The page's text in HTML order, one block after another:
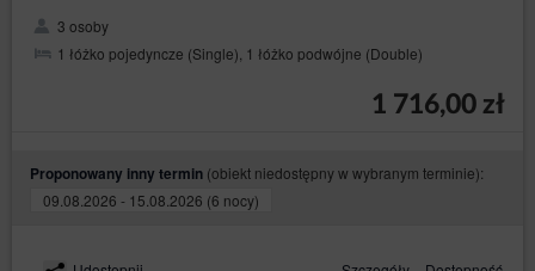
trzecich.
Prawa osób, których dane dotyczą
Każda osoba, której dane dotyczą, ma prawo:
przetwarzane są jej dane osobowe. Jeżeli dane
o osobie są przetwarzane, jest ona uprawniona
do uzyskania dostępu do nich oraz uzyskania
3 osoby
1 łóżko pojedyncze (Single), 1 łóżko podwójne (Double)
1 716,00 zł
Proponowany inny termin (obiekt niedostępny w wybranym terminie):
09.08.2026 - 15.08.2026 (6 nocy)